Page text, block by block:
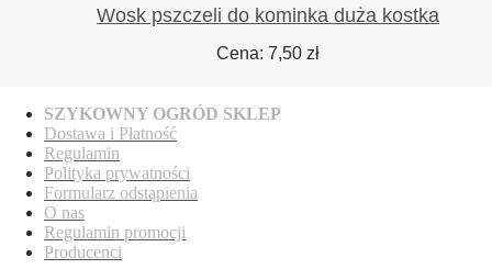
Wosk pszczeli do kominka duża kostka
Cena: 7,50 zł
SZYKOWNY OGRÓD SKLEP
Dostawa i Płatność
Regulamin
Polityka prywatności
Formularz odstąpienia
O nas
Regulamin promocji
Producenci